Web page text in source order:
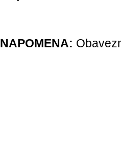
NAPOMENA: